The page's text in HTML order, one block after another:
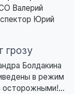
Валерий
Юрий
грозу
Болдакина
в режим
осторожными!...